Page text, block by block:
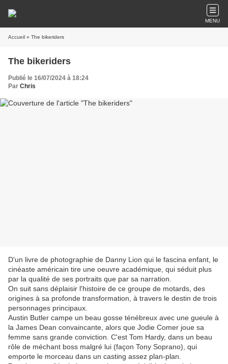
MENU
Accueil » The bikeriders
The bikeriders
Publié le 16/07/2024 à 18:24
Par Chris
D'un livre de photographie de Danny Lion qui le fascina enfant, le
cinéaste américain tire une oeuvre académique, qui séduit plus
par la qualité de ses portraits que par sa narration.
On suit sans déplaisir l'histoire de ce groupe de motards, des
origines à sa profonde transformation, à travers le destin de trois
personnages principaux.
Austin Butler campe un beau gosse ténébreux avec une gueule à
la James Dean convaincante, alors que Jodie Comer joue sa
femme sans grande conviction. C'est Tom Hardy, dans un beau
rôle de méchant boss malgré lui (façon Tony Soprano), qui
emporte le morceau dans un casting assez plan-plan.